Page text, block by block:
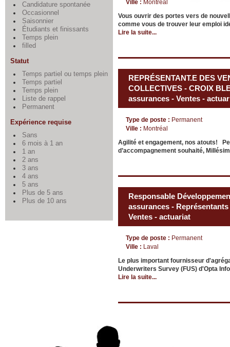
Candidature spontanée
Occasionnel
Saisonnier
Étudiants et finissants
Temps plein
filled
Statut
Temps partiel ou temps plein
Temps partiel
Temps plein
Liste de rappel
Permanent
Expérience requise
Sans
6 mois à 1 an
1 an
2 ans
3 ans
4 ans
5 ans
Plus de 5 ans
Plus de 10 ans
Ville : Montréal
Vous ouvrir des portes vers de
comme vous de trouver leur emploi
Lire la suite...
REPRÉSENTANT.E DES
COLLECTIVES - CROIX
assurances - Ventes -
Type de poste : Permanent
Ville : Montréal
Agilité et engagement, nos atouts!
d’accompagnement souhaité,
Responsable
assurances -
Ventes - actuariat
Type de poste : Permanent
Ville : Laval
Le plus important fournisseur
Underwriters Survey (FUS) d'Opta
Lire la suite...